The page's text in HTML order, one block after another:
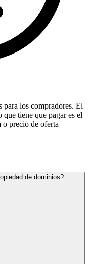
para los compradores. El
tiene que pagar es el
o precio de oferta
de dominios?